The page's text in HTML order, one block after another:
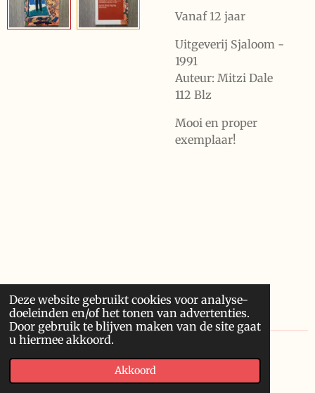
Deze website gebruikt cookies voor analyse-
doeleinden en/of het tonen van advertenties.
Door gebruik te blijven maken van de site gaat
u hiermee akkoord.
Akkoord
Vanaf 12 jaar
Uitgeverij Sjaloom -
1991
Auteur: Mitzi Dale
112 Blz
Mooi en proper
exemplaar!